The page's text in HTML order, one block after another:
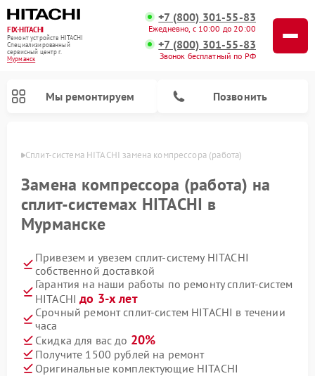
FIX-HITACHI
Ремонт устройств HITACHI
Специализированный
cервисный центр г.
Мурманск
+7 (800) 301-55-83
Ежедневно, с 10:00 до 20:00
+7 (800) 301-55-83
Звонок бесплатный по РФ
Мы ремонтируем Позвонить
Сплит-система HITACHI замена компрессора (работа)
Замена компрессора (работа) на
сплит-системах HITACHI в
Мурманске
Привезем и увезем сплит-систему HITACHI
собственной доставкой
Гарантия на наши работы по ремонту сплит-систем
HITACHIдо 3-х лет
Срочный ремонт сплит-систем HITACHI в течении
часа
Скидка для вас до 20%
Получите 1500 рублей на ремонт
Оригинальные комплектующие HITACHI